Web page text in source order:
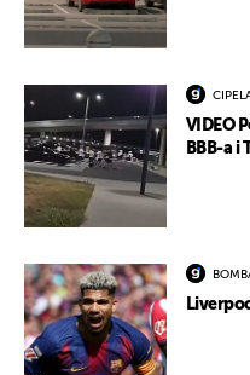
VIDEO
BBB-a i